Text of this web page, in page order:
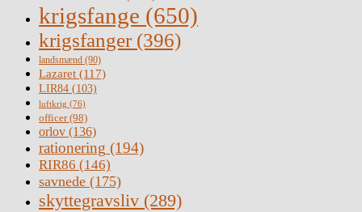
krigsfange (650)
krigsfanger (396)
landsmænd (90)
Lazaret (117)
LIR84 (103)
luftkrig (76)
officer(98)
orlov (136)
rationering (194)
RIR86 (146)
savnede (175)
skyttegravsliv (289)